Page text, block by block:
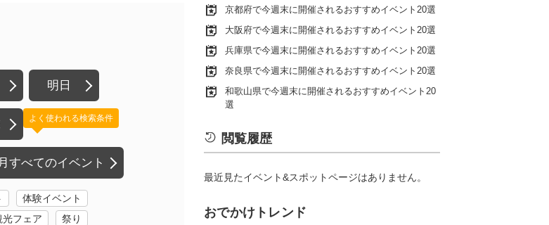
明日
すべてのイベント
よく使われる検索条件
体験イベント
フェア
祭り
京都府で今週末に開催されるおすすめイベント20選
大阪府で今週末に開催されるおすすめイベント20選
兵庫県で今週末に開催されるおすすめイベント20選
奈良県で今週末に開催されるおすすめイベント20選
和歌山県で今週末に開催されるおすすめイベント20
選
閲覧履歴
最近見たイベント&スポットページはありません。
おでかけトレンド